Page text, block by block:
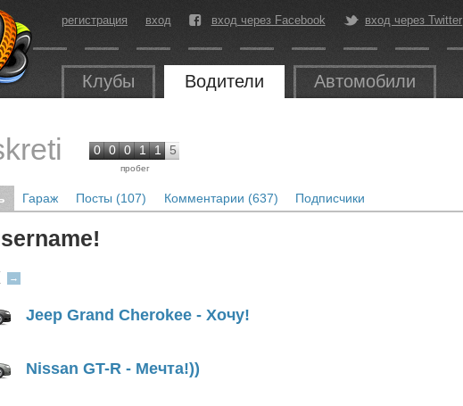
регистрация вход вход через Facebook вход через Twitter
Клубы Водители Автомобили
0 0 0 1 1 5
пробег
Гараж Посты (107) Комментарии (637) Подписчики
→
Jeep Grand Cherokee - Хочу!
Nissan GT-R - Мечта!))